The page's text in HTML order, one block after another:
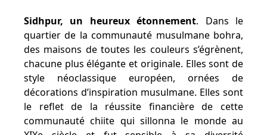
Sidhpur, un heureux étonnement. Dans le
quartier de la communauté musulmane bohra,
des maisons de toutes les couleurs s’égrènent,
chacune plus élégante et originale. Elles sont de
style néoclassique européen, ornées de
décorations d’inspiration musulmane. Elles sont
le reflet de la réussite financière de cette
communauté chiite qui sillonna le monde au